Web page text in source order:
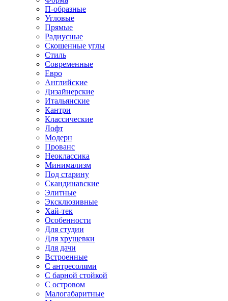
П-образные
Угловые
Прямые
Радиусные
Скошенные углы
Стиль
Современные
Евро
Английские
Дизайнерские
Итальянские
Кантри
Классические
Лофт
Модерн
Прованс
Неоклассика
Минимализм
Под старину
Скандинавские
Элитные
Эксклюзивные
Хай-тек
Особенности
Для студии
Для хрущевки
Для дачи
Встроенные
С антресолями
С барной стойкой
С островом
Малогабаритные